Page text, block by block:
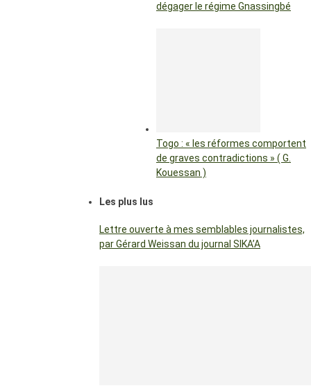
dégager le régime Gnassingbé
Togo : « les réformes comportent
de graves contradictions » ( G.
Kouessan )
Les plus lus
Lettre ouverte à mes semblables journalistes,
par Gérard Weissan du journal SIKA’A